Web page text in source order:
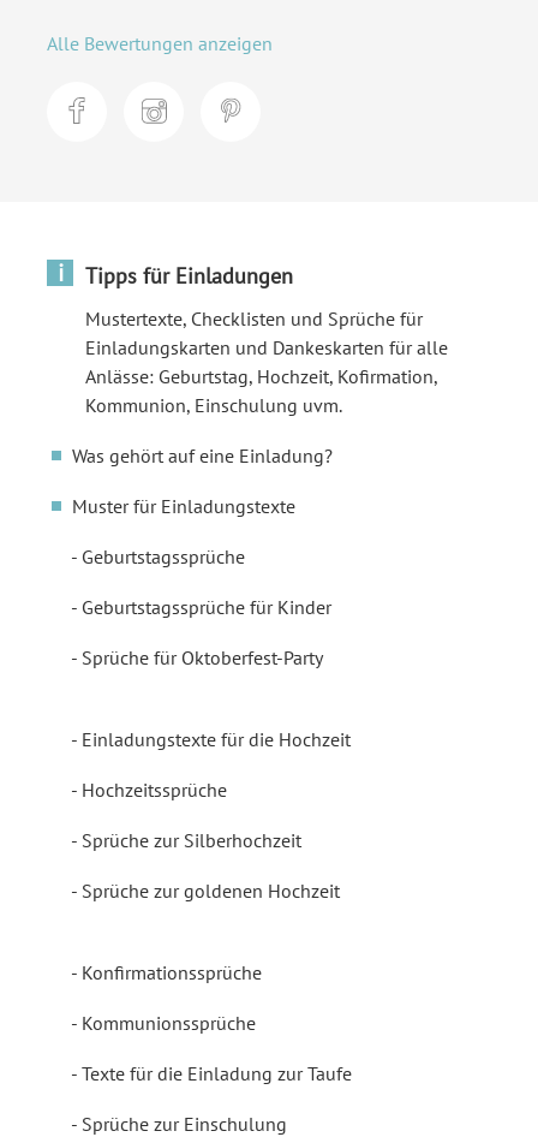
Alle Bewertungen anzeigen
i Tipps für Einladungen
Mustertexte, Checklisten und Sprüche für
Einladungskarten und Dankeskarten für alle
Anlässe: Geburtstag, Hochzeit, Kofirmation,
Kommunion, Einschulung uvm.
Was gehört auf eine Einladung?
Muster für Einladungstexte
Geburtstagssprüche
Geburtstagssprüche für Kinder
Sprüche für Oktoberfest-Party
Einladungstexte für die Hochzeit
Hochzeitssprüche
Sprüche zur Silberhochzeit
Sprüche zur goldenen Hochzeit
Konfirmationssprüche
Kommunionssprüche
Texte für die Einladung zur Taufe
Sprüche zur Einschulung